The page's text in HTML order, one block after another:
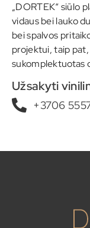
„DORTEK“ siūlo
vidaus bei lauko
bei spalvos
projektui, taip
sukomplektuotas
Užsakyti
+3706